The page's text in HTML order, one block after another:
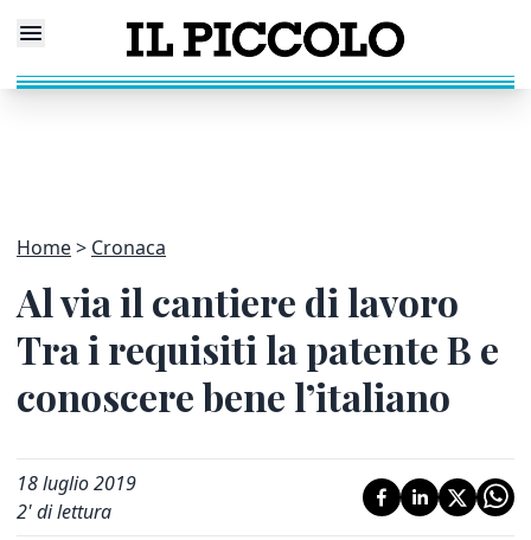
Home Cronaca
Al via il cantiere di lavoro
Tra i requisiti la patente B e
conoscere bene l’italiano
18 luglio 2019
2' di lettura